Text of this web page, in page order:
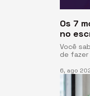
Os 7
no
Você
de
6, ago